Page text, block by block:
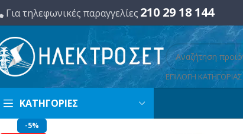
Για τηλεφωνικές παραγγελίες 210 29 18 144
ΕΠΙΛΟΓΗ ΚΑΤΗΓΟΡΙΑΣ
ΚΑΤΗΓΟΡΙΕΣ
-5%